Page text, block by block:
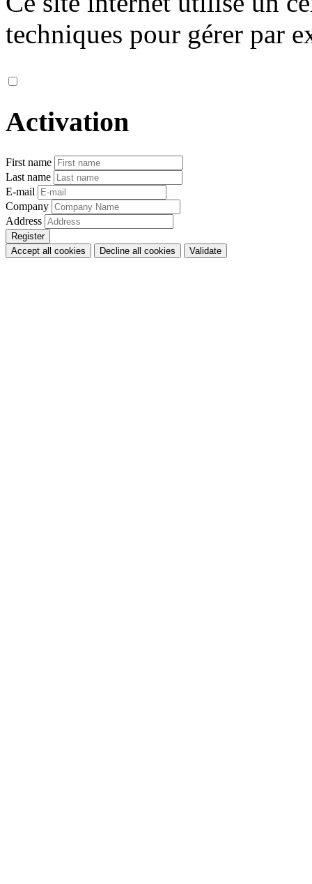
techniques pour gérer par
Activation
First name
Last name
E-mail
Company
Address
Accept all cookies Decline all cookies Validate